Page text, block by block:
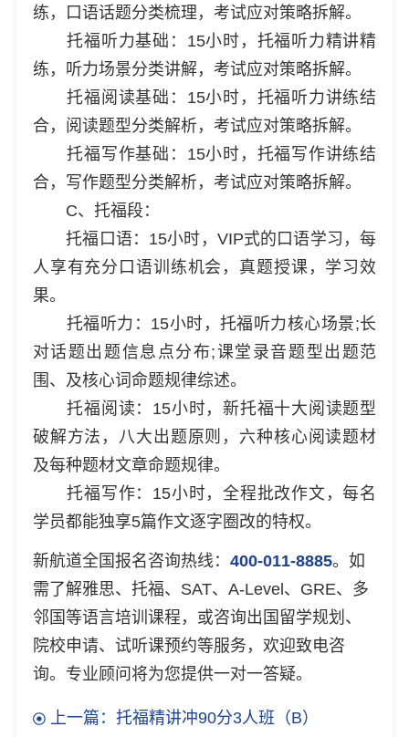
练，口语话题分类梳理，考试应对策略拆解。
托福听力基础：15小时，托福听力精讲精
练，听力场景分类讲解，考试应对策略拆解。
托福阅读基础：15小时，托福听力讲练结
合，阅读题型分类解析，考试应对策略拆解。
托福写作基础：15小时，托福写作讲练结
合，写作题型分类解析，考试应对策略拆解。
C、托福段：
托福口语：15小时，VIP式的口语学习，每
人享有充分口语训练机会，真题授课，学习效
果。
托福听力：15小时，托福听力核心场景;长
对话题出题信息点分布;课堂录音题型出题范
围、及核心词命题规律综述。
托福阅读：15小时，新托福十大阅读题型
破解方法，八大出题原则，六种核心阅读题材
及每种题材文章命题规律。
托福写作：15小时，全程批改作文，每名
学员都能独享5篇作文逐字圈改的特权。
新航道全国报名咨询热线： 400-011-8885。如
需了解雅思、托福、SAT、A-Level、GRE、多
邻国等语言培训课程，或咨询出国留学规划、
院校申请、试听课预约等服务，欢迎致电咨
询。专业顾问将为您提供一对一答疑。
上一篇：托福精讲冲90分3人班（B）